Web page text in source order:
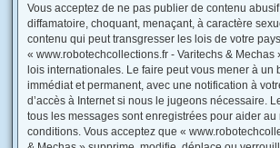
Vous acceptez de ne pas publier de contenu
diffamatoire, choquant, menaçant, à caractère
contenu qui peut transgresser les lois de votre
« www.robotechcollections.fr - Varitechs & Mechas
lois internationales. Le faire peut vous mener à un
immédiat et permanent, avec une notification à
d’accès à Internet si nous le jugeons nécessaire.
tous les messages sont enregistrées pour aider
conditions. Vous acceptez que «